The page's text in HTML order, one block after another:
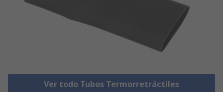
Ver todo Tubos Termorretráctiles